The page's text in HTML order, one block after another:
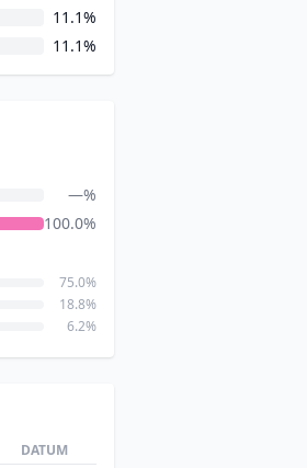
11.1%
11.1%
—%
100.0%
75.0%
18.8%
6.2%
DATUM